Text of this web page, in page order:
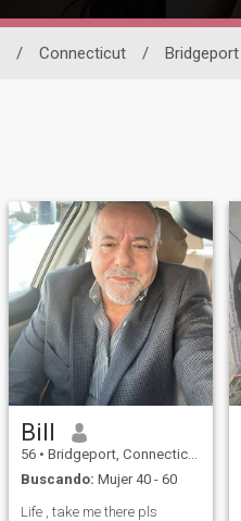
/ Connecticut / Bridgeport
Bill
56 • Bridgeport, Connecticut, Estados Unidos
Buscando: Mujer 40 - 60
Life , take me there pls